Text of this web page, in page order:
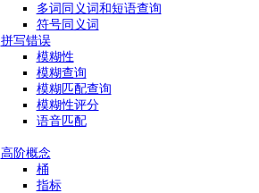
多词同义词和短语查询
符号同义词
拼写错误
模糊性
模糊查询
模糊匹配查询
模糊性评分
语音匹配
高阶概念
桶
指标